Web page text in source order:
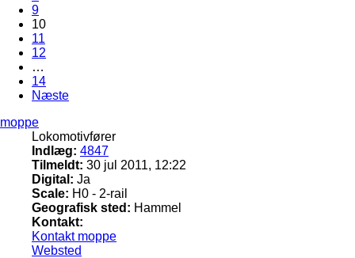
9
10
11
12
…
14
Næste
moppe
Lokomotivfører
Indlæg: 4847
Tilmeldt: 30 jul 2011, 12:22
Digital: Ja
Scale: H0 - 2-rail
Geografisk sted: Hammel
Kontakt:
Kontakt moppe
Websted